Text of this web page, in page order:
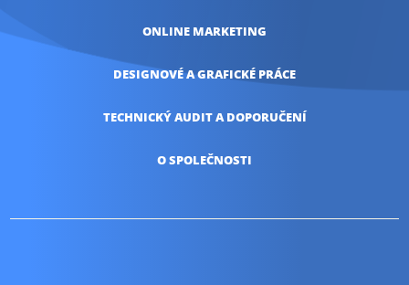
ONLINE MARKETING
DESIGNOVÉ AGRAFICKÉ PRÁCE
TECHNICKÝ AUDITA DOPORUČENÍ
O SPOLEČNOSTI